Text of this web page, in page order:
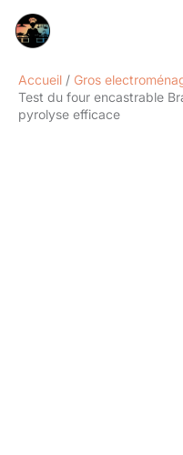
Accueil
Gros
Test du four encastrable
pyrolyse efficace
Rechercher